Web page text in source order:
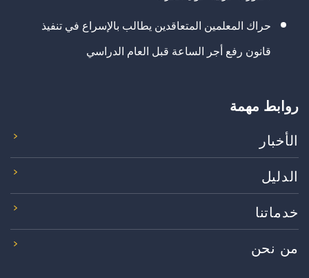
حراك المعلمين المتعاقدين يطالب بالإسراع في تنفيذ
قانون رفع أجر الساعة قبل العام الدراسي
روابط مهمة
الأخبار
الدليل
خدماتنا
من نحن